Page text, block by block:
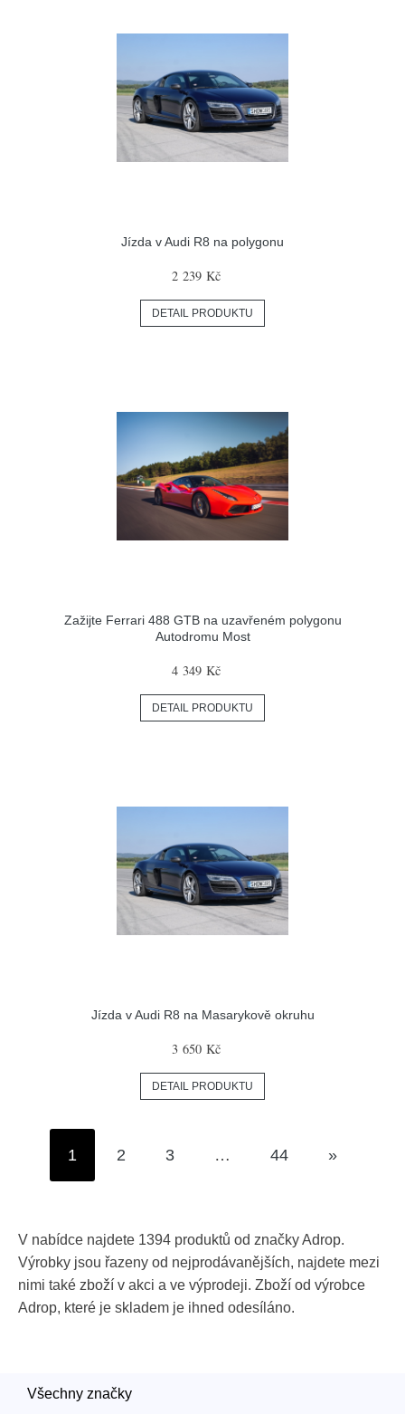
Jízda v Audi R8 na polygonu
2 239 Kč
DETAIL PRODUKTU
Zažijte Ferrari 488 GTB na uzavřeném polygonu
Autodromu Most
4 349 Kč
DETAIL PRODUKTU
Jízda v Audi R8 na Masarykově okruhu
3 650 Kč
DETAIL PRODUKTU
1 2 3 … 44 »
V nabídce najdete 1394 produktů od značky Adrop.
Výrobky jsou řazeny od nejprodávanějších, najdete mezi
nimi také zboží v akci a ve výprodeji. Zboží od výrobce
Adrop, které je skladem je ihned odesíláno.
Všechny značky